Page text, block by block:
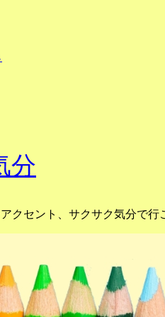
分
クセント、サクサク気分で行